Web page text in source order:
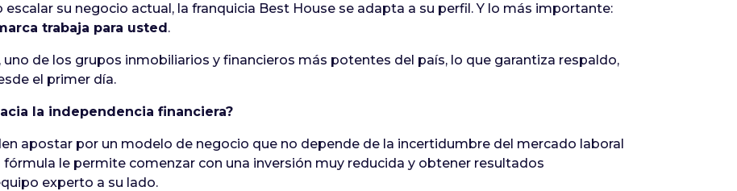
escalar su negocio actual, la franquicia Best House se adapta a su perfil. Y lo más importante:
trabaja para usted.
de los grupos inmobiliarios y financieros más potentes del país, lo que garantiza respaldo,
el primer día.
la independencia financiera?
apostar por un modelo de negocio que no depende de la incertidumbre del mercado laboral
fórmula le permite comenzar con una inversión muy reducida y obtener resultados
experto a su lado.